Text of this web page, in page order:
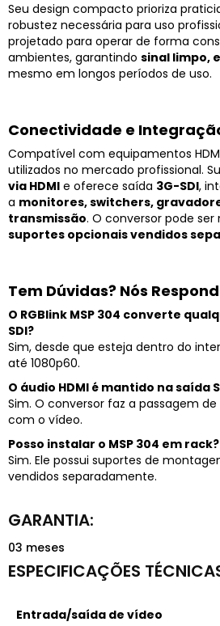
03 meses
Entrada/saída de vídeo
Seu design compacto prioriza
robustez necessária para uso
projetado para operar de forma
ambientes, garantindo sinal limpo,
mesmo em longos períodos de uso.
Conectividade e
Compatível com equipamentos
utilizados no mercado profissional.
via HDMI e oferece saída 3G-SDI,
a monitores, switchers,
transmissão. O conversor pode
suportes opcionais vendidos
Tem Dúvidas? Nós
O RGBlink MSP 304 converte
SDI?
Sim, desde que esteja dentro do
até 1080p60.
O áudio HDMI é mantido na saída
Sim. O conversor faz a passagem
com o vídeo.
Posso instalar o MSP 304 em rack?
Sim. Ele possui suportes de
vendidos separadamente.